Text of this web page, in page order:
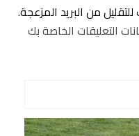
من البريد المزعجة.
التعليقات الخاصة بك